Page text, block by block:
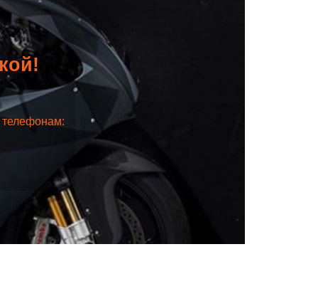
телефонам: